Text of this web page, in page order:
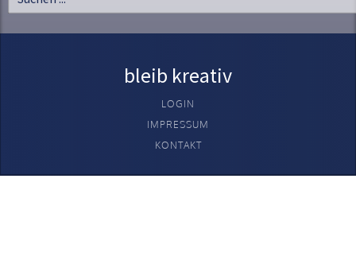
bleib kreativ
LOGIN
IMPRESSUM
KONTAKT